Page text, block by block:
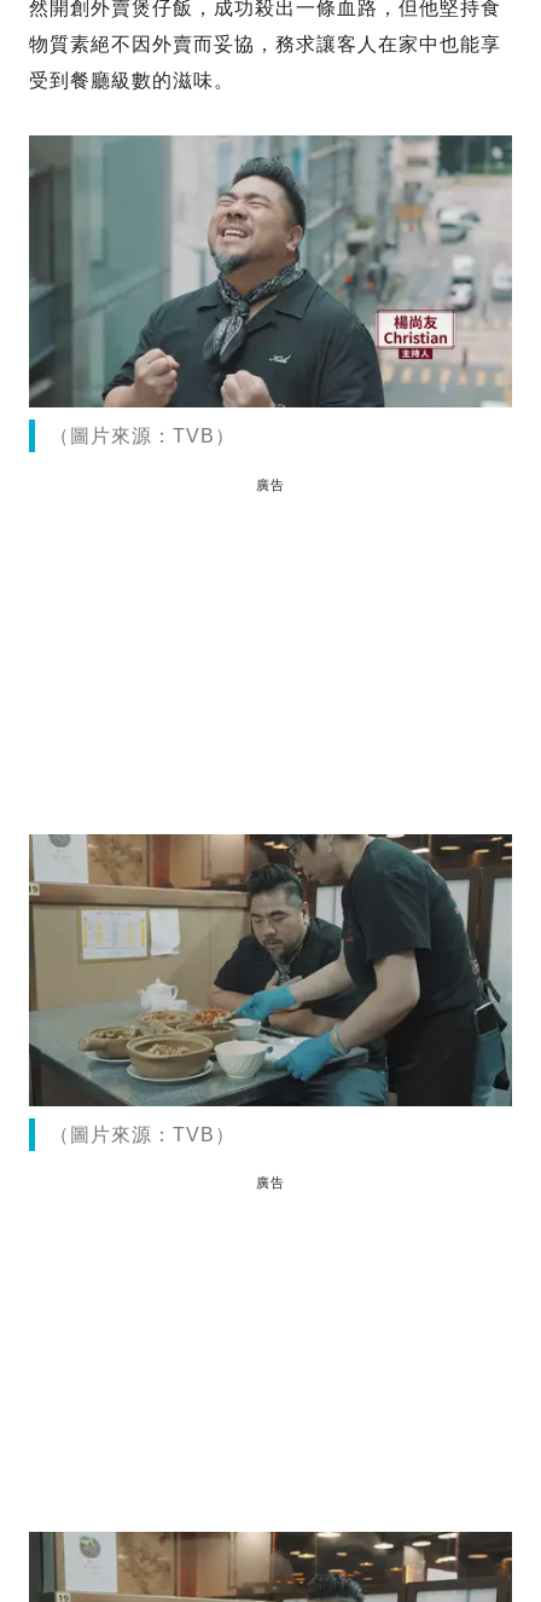
然開創外賣煲仔飯，成功殺出一條血路，但他堅持食
物質素絕不因外賣而妥協，務求讓客人在家中也能享
受到餐廳級數的滋味。
（圖片來源：TVB）
廣告
（圖片來源：TVB）
廣告